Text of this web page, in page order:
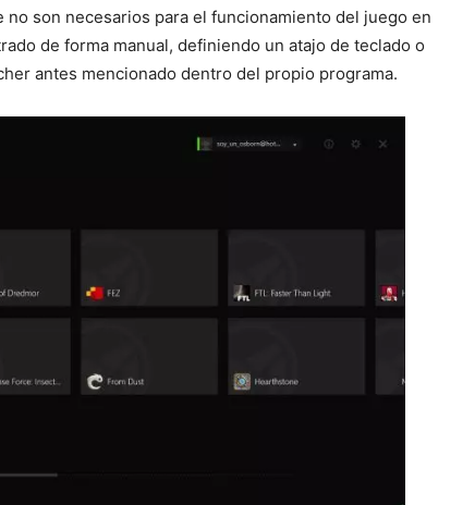
no son necesarios para el funcionamiento del juego en
de forma manual, definiendo un atajo de teclado o
antes mencionado dentro del propio programa.